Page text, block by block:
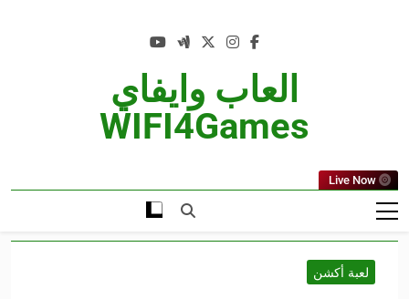
العاب وايفاي
WIFI4Games
Live Now
لعبة أكشن